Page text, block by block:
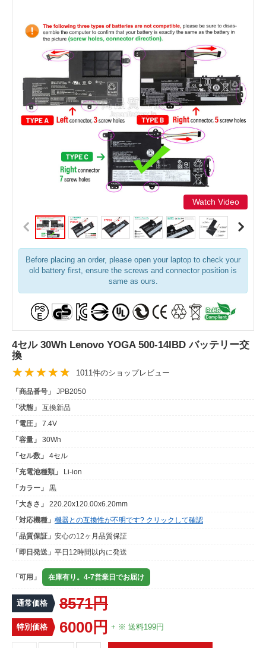
Watch Video
Before placing an order, please open your laptop to check your
old battery first, ensure the screws and connector position is
same as ours.
4セル 30Wh Lenovo YOGA 500-14IBD バッテリー交
換
1011件のショップレビュー
「商品番号」
JPB2050
「状態」
互換新品
「電圧」
7.4V
「容量」
30Wh
「セル数」
4セル
「充電池種類」
Li-ion
「カラー」
黒
「大きさ」
220.20x120.00x6.20mm
「対応機種」 機器との互換性が不明です? クリックして確認
「品質保証」 安心の12ヶ月品質保証
「即日発送」 平日12時間以内に発送
「可用」 在庫有り。4-7営業日でお届け
通常価格 8571円
特別価格 6000円 + ※ 送料199円